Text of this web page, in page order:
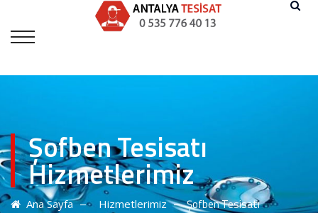
Şofben Tesisatı
Hizmetlerimiz
Ana Sayfa– Hizmetlerimiz–Şofben Tesisatı